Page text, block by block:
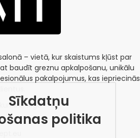
– vietā, kur skaistums kļūst par
baudīt greznu apkalpošanu, unikālu
pakalpojumus, kas iepriecinās
3, Riga
Sīkdatņu
politika